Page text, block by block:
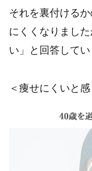
それを裏付ける
にくくなりまし
い」と回答してい
＜痩せにくいと